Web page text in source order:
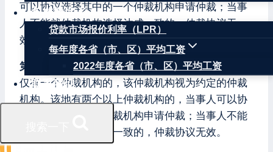
权威数据
贷款市场报价利率（LPR）
每年度各省（市、区）平均工资
2022年度各省（市、区）平均工资
联系我们
可以协议选择其中的一个仲裁机构申请仲裁；当事
人不能就仲裁机构选择达成一致的，仲裁协议无
效。
第六条
仲裁协议约定由某地的仲裁机构仲裁且该地
仅有一个仲裁机构的，该仲裁机构视为约定的仲裁
机构。该地有两个以上仲裁机构的，当事人可以协
议选择其中的一个仲裁机构申请仲裁；当事人不能
就仲裁机构选择达成一致的，仲裁协议无效。